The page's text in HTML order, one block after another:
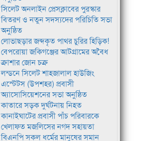
সিলেট অনলাইন প্রেসক্লাবের পুরস্কার
বিতরণ ও নতুন সদস্যদের পরিচিতি সভা
অনুষ্ঠিত
লোভাছড়ার জব্দকৃত পাথর চুরির হিড়িক!
বেপরোয়া জকিগঞ্জের আটগ্রামের অবৈধ
ক্রাশার জোন চক্র
লন্ডনে সিলেট শাহজালাল হাউজিং
এস্টেটস (উপশহর) প্রবাসী
অ্যাসোসিয়েশনের সভা অনুষ্ঠিত
কাতারে সড়ক দুর্ঘটনায় নিহত
কানাইঘাটের প্রবাসী পাঁচ পরিবারকে
খেলাফত মজলিসের নগদ সহায়তা
বিএনপি সকল ধর্মের মানুষের সমান